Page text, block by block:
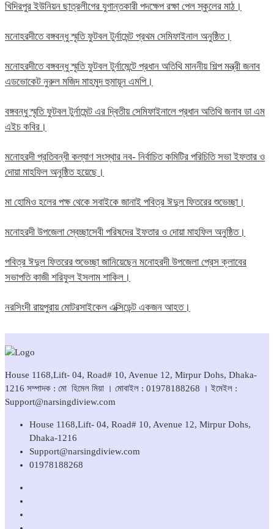
খিদিরপুর ইউনিয়ন ছাত্রলীগের যুগান্তকারী পদক্ষেপ রক্ষা পেল স্কুলের মাঠ।
মনোহরদীতে বঙ্গবন্ধু স্মৃতি ফুটবল টুর্নামেন্ট প্রথম সেমিফাইনাল অনুষ্ঠিত।
মনোহরদীতে বঙ্গবন্ধু স্মৃতি ফুটবল টুর্নামেন্টে প্রধান অতিথি মাননীয় শিল্প মন্ত্রী জনাব
এডভোকেট নুরুল মজিদ মাহমুদ হুমায়ূন এমপি।
বঙ্গবন্ধু স্মৃতি ফুটবল টুর্নামেন্ট এর দ্বিতীয় সেমিফাইনালে প্রধান অতিথি জনাব ডা এম
এইচ কবির।
মনোহরদী প্রতিবন্ধী কল্যাণ সংস্থার নব- নির্বাচিত কমিটির পরিচিতি সভা ইফতার ও
দোয়া মাহফিল অনুষ্ঠিত হয়েছে।
মা হোমিও হলের পক্ষ থেকে সবাইকে জানাই পবিত্র ঈদুল ফিতরের শুভেচ্ছা।
মনোহরদী উপজেলা স্বেচ্ছাসেবী পরিষদের ইফতার ও দোয়া মাহফিল অনুষ্ঠিত।
পবিত্র ঈদুল ফিতরের শুভেচ্ছা জানিয়েছেন মনোহরদী উপজেলা প্রেস ক্লাবের
সভাপতি কাজী শরিফুল ইসলাম শাকিল।
নরসিংদী রায়পুরায় মোটরসাইকেল এক্সিডেন্ট একজন আহত।
House 1168,Lift- 04, Road# 10, Avenue 12, Mirpur Dohs, Dhaka-
1216 সম্পাদক : মো হিমেল মিয়া । মোবাইল : 01978188268 । ইমেইল :
Support@narsingdiview.com
House 1168,Lift- 04, Road# 10, Avenue 12, Mirpur Dohs,
Dhaka-1216
Support@narsingdiview.com
01978188268